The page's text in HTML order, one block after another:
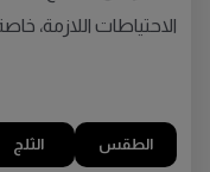
الاحتياطات اللازمة،
الطقس الثلج